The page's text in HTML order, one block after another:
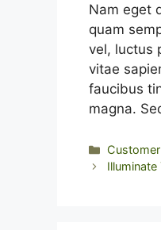
Nam eget
quam
vel, luctus
vitae
faucibus
magna.
Categorie
Illuminate